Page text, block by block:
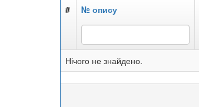
# № опису
Нічого не знайдено.